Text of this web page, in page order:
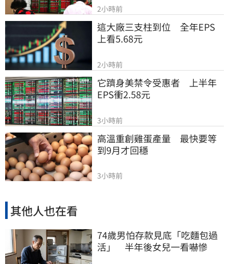
2小時前
這大廠三支柱到位　全年EPS
上看5.68元
2小時前
它躋身美禁令受惠者　上半年
EPS衝2.58元
3小時前
高溫重創雞蛋產量　最快要等
到9月才回穩
3小時前
其他人也在看
74歲男怕存款見底「吃麵包過
活」 半年後女兒一看嚇慘